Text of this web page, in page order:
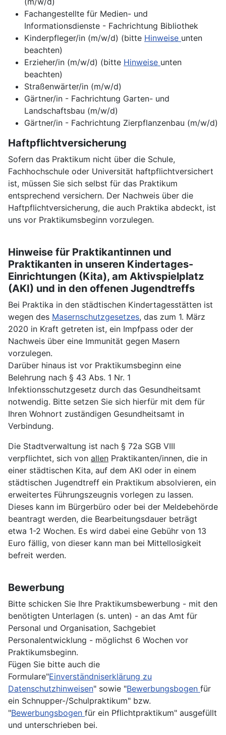
Fachangestellte für Medien- und
Informationsdienste - Fachrichtung Bibliothek
Kinderpfleger/in (m/w/d) (bitte Hinweise unten
beachten)
Erzieher/in (m/w/d) (bitte Hinweise unten
beachten)
Straßenwärter/in (m/w/d)
Gärtner/in - Fachrichtung Garten- und
Landschaftsbau (m/w/d)
Gärtner/in - Fachrichtung Zierpflanzenbau (m/w/d)
Haftpflichtversicherung
Sofern das Praktikum nicht über die Schule,
Fachhochschule oder Universität haftpflichtversichert
ist, müssen Sie sich selbst für das Praktikum
entsprechend versichern. Der Nachweis über die
Haftpflichtversicherung, die auch Praktika abdeckt, ist
uns vor Praktikumsbeginn vorzulegen.
Hinweise für Praktikantinnen und
Praktikanten in unseren Kindertages-
Einrichtungen (Kita), am Aktivspielplatz
(AKI) und in den offenen Jugendtreffs
Bei Praktika in den städtischen Kindertagesstätten ist
wegen des Masernschutzgesetzes, das zum 1. März
2020 in Kraft getreten ist, ein Impfpass oder der
Nachweis über eine Immunität gegen Masern
vorzulegen.
Darüber hinaus ist vor Praktikumsbeginn eine
Belehrung nach § 43 Abs. 1 Nr. 1
Infektionsschutzgesetz durch das Gesundheitsamt
notwendig. Bitte setzen Sie sich hierfür mit dem für
Ihren Wohnort zuständigen Gesundheitsamt in
Verbindung.
Die Stadtverwaltung ist nach § 72a SGB VIII
verpflichtet, sich von allen Praktikanten/innen, die in
einer städtischen Kita, auf dem AKI oder in einem
städtischen Jugendtreff ein Praktikum absolvieren, ein
erweitertes Führungszeugnis vorlegen zu lassen.
Dieses kann im Bürgerbüro oder bei der Meldebehörde
beantragt werden, die Bearbeitungsdauer beträgt
etwa 1-2 Wochen. Es wird dabei eine Gebühr von 13
Euro fällig, von dieser kann man bei Mittellosigkeit
befreit werden.
Bewerbung
Bitte schicken Sie Ihre Praktikumsbewerbung - mit den
benötigten Unterlagen (s. unten) - an das Amt für
Personal und Organisation, Sachgebiet
Personalentwicklung - möglichst 6 Wochen vor
Praktikumsbeginn.
Fügen Sie bitte auch die
Formulare"Einverständniserklärung zu
Datenschutzhinweisen" sowie "Bewerbungsbogen für
ein Schnupper-/Schulpraktikum" bzw.
"Bewerbungsbogen für ein Pflichtpraktikum" ausgefüllt
und unterschrieben bei.